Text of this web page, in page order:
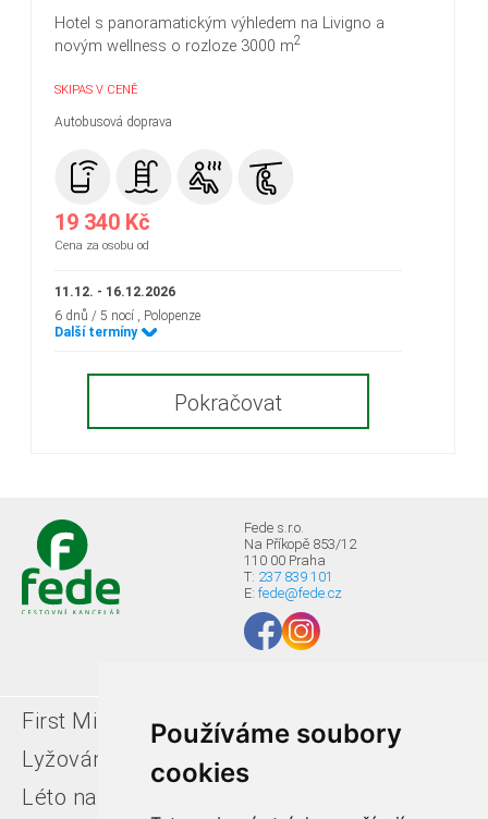
Používáme soubory
cookies
Hotel s panoramatickým výhledem na Livigno a
novým wellness o rozloze 3000 m2
SKIPAS V CENĚ
Autobusová doprava
19 340 Kč
Cena za osobu od
11.12. - 16.12.2026
6 dnů / 5 nocí , Polopenze
Další termíny
Pokračovat
Fede s.r.o.
Na Příkopě 853/12
110 00 Praha
T: 237 839 101
E: fede@fede.cz
First Minute
Last minute
Lyžování v Itálii
Léto na horách